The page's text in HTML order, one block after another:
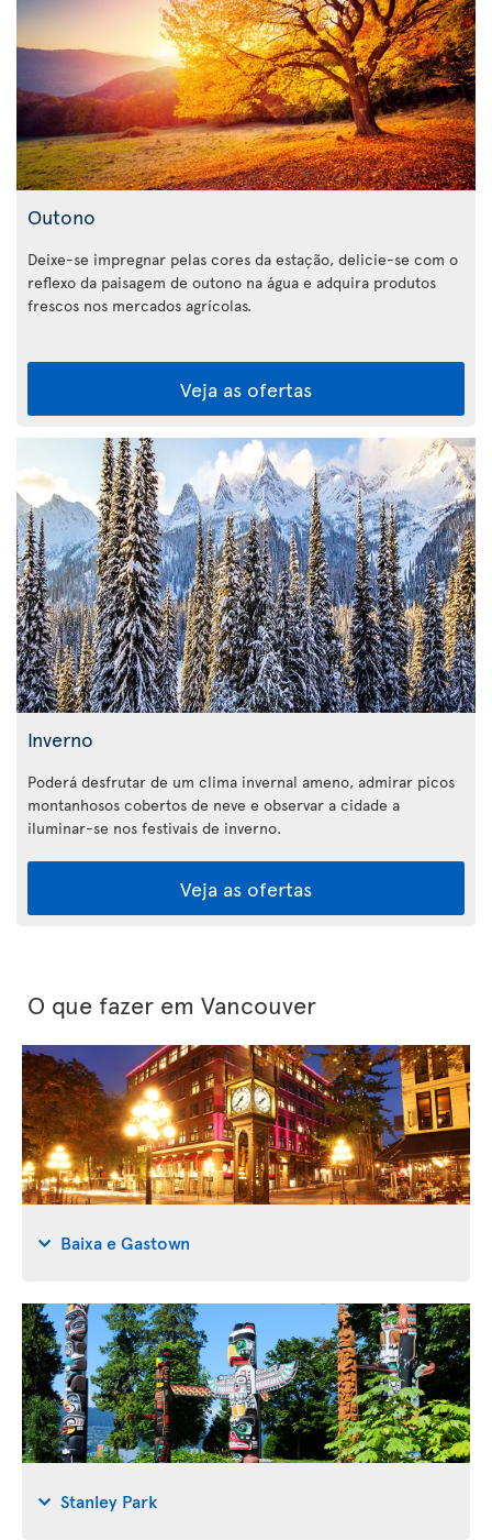
Outono
Deixe-se impregnar pelas cores da estação, delicie-se com o
reflexo da paisagem de outono na água e adquira produtos
frescos nos mercados agrícolas.
Veja as ofertas
Inverno
Poderá desfrutar de um clima invernal ameno, admirar picos
montanhosos cobertos de neve e observar a cidade a
iluminar-se nos festivais de inverno.
Veja as ofertas
O que fazer em Vancouver
Baixa e Gastown
Stanley Park